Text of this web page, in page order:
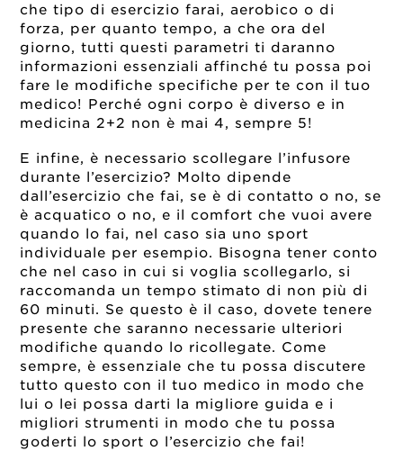
che tipo di esercizio farai, aerobico o di
forza, per quanto tempo, a che ora del
giorno, tutti questi parametri ti daranno
informazioni essenziali affinché tu possa poi
fare le modifiche specifiche per te con il tuo
medico! Perché ogni corpo è diverso e in
medicina 2+2 non è mai 4, sempre 5!
E infine, è necessario scollegare l’infusore
durante l’esercizio? Molto dipende
dall’esercizio che fai, se è di contatto o no, se
è acquatico o no, e il comfort che vuoi avere
quando lo fai, nel caso sia uno sport
individuale per esempio. Bisogna tener conto
che nel caso in cui si voglia scollegarlo, si
raccomanda un tempo stimato di non più di
60 minuti. Se questo è il caso, dovete tenere
presente che saranno necessarie ulteriori
modifiche quando lo ricollegate. Come
sempre, è essenziale che tu possa discutere
tutto questo con il tuo medico in modo che
lui o lei possa darti la migliore guida e i
migliori strumenti in modo che tu possa
goderti lo sport o l’esercizio che fai!